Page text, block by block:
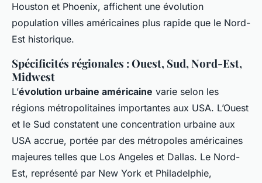
Houston et Phoenix, affichent une évolution
population villes américaines plus rapide que le Nord-
Est historique.
Spécificités régionales : Ouest, Sud, Nord-Est,
Midwest
L’évolution urbaine américaine varie selon les
régions métropolitaines importantes aux USA. L’Ouest
et le Sud constatent une concentration urbaine aux
USA accrue, portée par des métropoles américaines
majeures telles que Los Angeles et Dallas. Le Nord-
Est, représenté par New York et Philadelphie,